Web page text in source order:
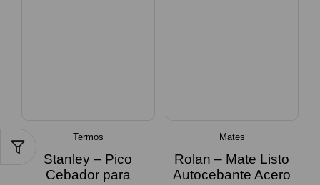
Termos
Stanley – Pico
Cebador para
Mates
Rolan – Mate Listo
Autocebante Acero